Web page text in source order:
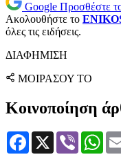
Google Προσθέστε
Ακολουθήστε το
όλες τις ειδήσεις.
ΔΙΑΦΗΜΙΣΗ
ΜΟΙΡΑΣΟΥ ΤΟ
Κοινοποίηση
Facebook
X Viber